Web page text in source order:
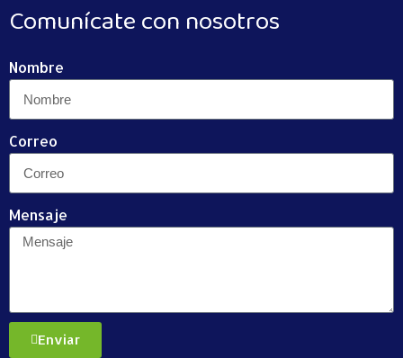
Comunícate con nosotros
Nombre
Correo
Mensaje
Enviar